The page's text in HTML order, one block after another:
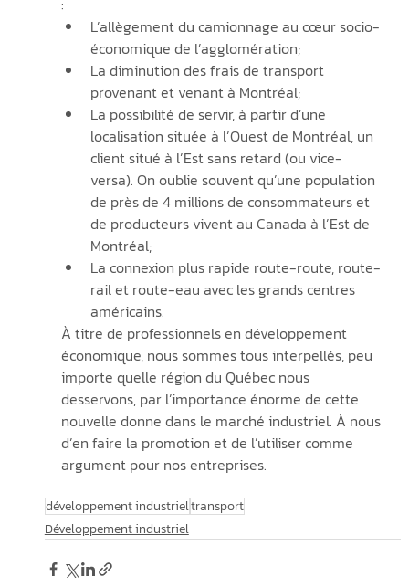
L’allègement du camionnage au cœur socio-
économique de l’agglomération;
La diminution des frais de transport
provenant et venant à Montréal;
La possibilité de servir, à partir d’une
localisation située à l’Ouest de Montréal, un
client situé à l’Est sans retard (ou vice-
versa). On oublie souvent qu’une population
de près de 4 millions de consommateurs et
de producteurs vivent au Canada à l’Est de
Montréal;
La connexion plus rapide route-route, route-
rail et route-eau avec les grands centres
américains.
À titre de professionnels en développement
économique, nous sommes tous interpellés, peu
importe quelle région du Québec nous
desservons, par l’importance énorme de cette
nouvelle donne dans le marché industriel. À nous
d’en faire la promotion et de l’utiliser comme
argument pour nos entreprises.
développement industrieltransport
Développement industriel